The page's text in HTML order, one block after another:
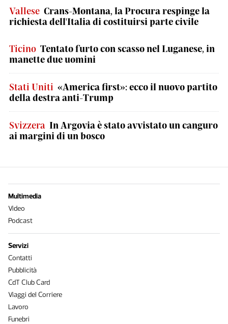
Vallese Crans-Montana, la Procura respinge la
richiesta dell'Italia di costituirsi parte civile
Ticino Tentato furto con scasso nel Luganese, in
manette due uomini
Stati Uniti «America first»: ecco il nuovo partito
della destra anti-Trump
Svizzera In Argovia è stato avvistato un canguro
ai margini di un bosco
Multimedia
Video
Podcast
Servizi
Contatti
Pubblicità
CdT Club Card
Viaggi del Corriere
Lavoro
Funebri